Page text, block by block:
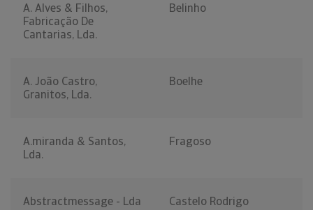
A. Alves & Filhos,
Fabricação De
Cantarias, Lda.
Belinho
A. João Castro,
Granitos, Lda.
Boelhe
A.miranda & Santos,
Lda.
Fragoso
Abstractmessage - Lda Castelo Rodrigo